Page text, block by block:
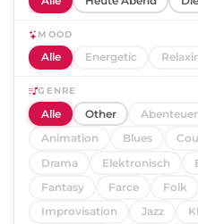
MOOD
Alle Energetic
GENRE
Alle Other Abenteuer
Animation
Blues
Drama
Elektronisch
Fantasy
Farce Folk
Improvisation
Jazz